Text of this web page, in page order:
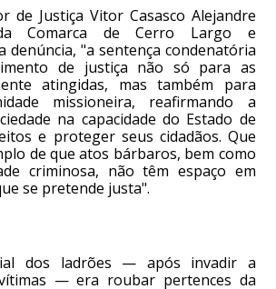
de Justiça Vitor Casasco Alejandre
Comarca de Cerro Largo e
denúncia, "a sentença condenatória
de justiça não só para as
atingidas, mas também para
missioneira, reafirmando a
na capacidade do Estado de
e proteger seus cidadãos. Que
de que atos bárbaros, bem como
criminosa, não têm espaço em
se pretende justa".
dos ladrões — após invadir a
— era roubar pertences da